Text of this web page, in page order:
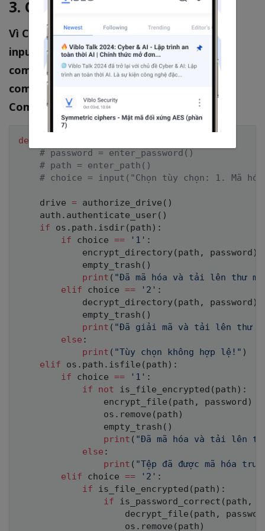
3. Cải tiến input
Vì Colab cho phép chúng ta thực hiện việc
input thông qua form nên ta sẽ thực hiện
comment 3 dòng lấy dữ liệu thông qua
command input và đưa nó thành form
Comment input sửa hàm main như sau:
def
# password = enter_password()
# path = enter_path()
# choice = input("Chọn tùy chọn: 1. Mã
    drive
= authorize_drive ( )
    auth
. authenticate_user( )
if os . path . isdir( path ) :
if choice == '1' :
            encrypt_directory
( path , password )
            empty_trash
( )
print ( "Đã mã hóa và tải lên thư
elif choice == '2' :
            decrypt_directory
( path , password )
            empty_trash
( )
print ( "Đã giải mã và tải lên thư
else :
print ( "Tùy chọn không hợp lệ!" )
elif os . path . isfile ( path ) :
if choice == '1' :
if
not is_file_encrypted ( path ) :
                encrypt_file
( path , password )
                os
. remove ( path )
                empty_trash
( )
print ( "Đã mã hóa và tải lên
else :
print ( "Tệp đã được mã hóa
elif choice == '2' :
if is_file_encrypted ( path ) :
if is_password_correct ( path ,
                    decrypt_file
( path ,
                    os
. remove ( path )